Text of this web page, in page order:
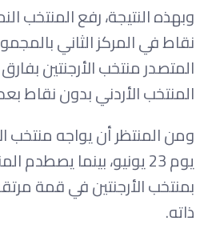
نقاط في المركز الثاني
المتصدر منتخب الأرجنتين
المنتخب الأردني بدون نقاط
ومن المنتظر أن يواجه منتخب
يوم 23 يونيو، بينما
ذاته.